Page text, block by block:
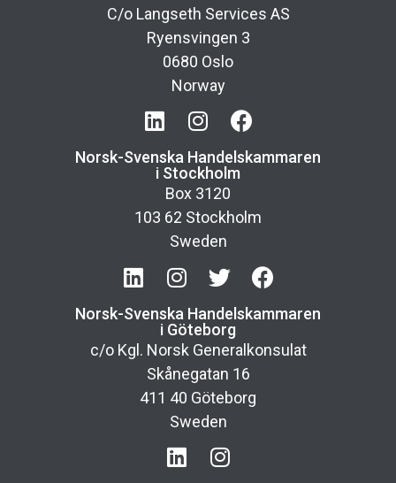
C/o Langseth Services AS
Ryensvingen 3
0680 Oslo
Norway
Norsk-Svenska Handelskammaren
i Stockholm
Box 3120
103 62 Stockholm
Sweden
Norsk-Svenska Handelskammaren
i Göteborg
c/o Kgl. Norsk Generalkonsulat
Skånegatan 16
411 40 Göteborg
Sweden